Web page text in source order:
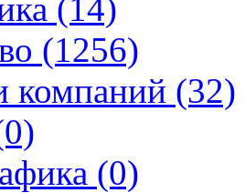
(14)
(1256)
компаний (32)
(0)